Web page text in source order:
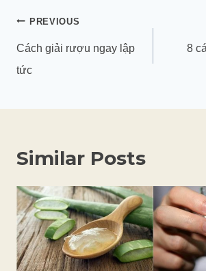
Điều
hướng
bài
PREVIOUS
Cách giải rượu ngay lập
tức
8
Similar Posts